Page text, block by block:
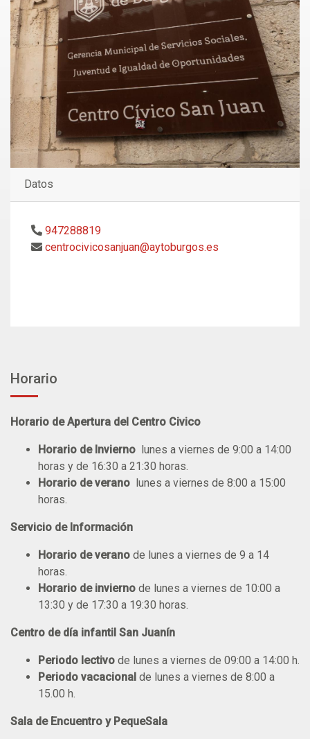
Datos
947288819
centrocivicosanjuan@aytoburgos.es
Horario
​​​​​​Horario de Apertura del Centro Civico
Horario de Invierno lunes a viernes de 9:00 a 14:00
horas y de 16:30 a 21:30 horas.
Horario de verano lunes a viernes de 8:00 a 15:00
horas.
Servicio de Información
Horario de verano de lunes a viernes de 9 a 14
horas.
Horario de invierno de lunes a viernes de 10:00 a
13:30 y de 17:30 a 19:30 horas.
Centro de día infantil San Juanín
Periodo lectivo de lunes a viernes de 09:00 a 14:00 h.
Periodo vacacional de lunes a viernes de 8:00 a
15.00 h.
Sala de Encuentro y PequeSala